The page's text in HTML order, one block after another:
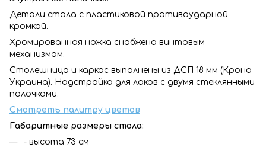
Детали стола с пластиковой противоударной
кромкой.
Хромированная ножка снабжена винтовым
механизмом.
Столешница и каркас выполнены из ДСП 18 мм (Кроно
Украина). Надстройка для лаков с двумя стеклянными
полочками.
Смотреть палитру цветов
Габаритные размеры стола:
- высота 73 см